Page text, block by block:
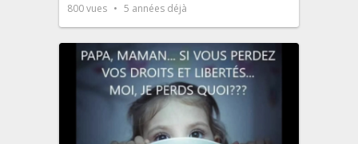
800vues 5 années déjà